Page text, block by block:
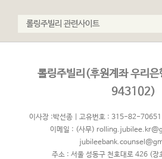
롤링주빌리(후원계좌 우리
943102)
이사장 :박선종 | 고유번호 : 315-82-
이메일 : (사무)
주소 : 서울 성동구 천호대로 426 (